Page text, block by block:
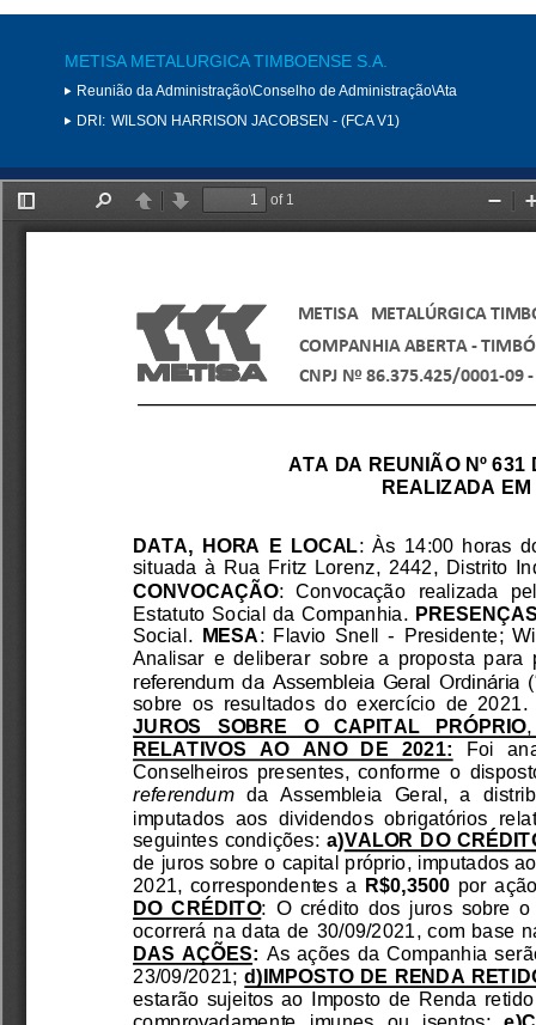
METISA METALURGICA TIMBOENSE S.A.
Reunião da Administração\Conselho de Administração\Ata
DRI: WILSON HARRISON JACOBSEN - (FCA V1)